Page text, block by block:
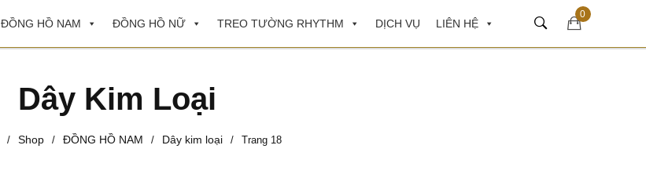
ĐỒNG HỒ NAM ĐỒNG HỒ NỮ TREO TƯỜNG RHYTHM DỊCH VỤ LIÊN HỆ
0
Dây Kim Loại
/ Shop / ĐỒNG HỒ NAM / Dây kim loại / Trang 18